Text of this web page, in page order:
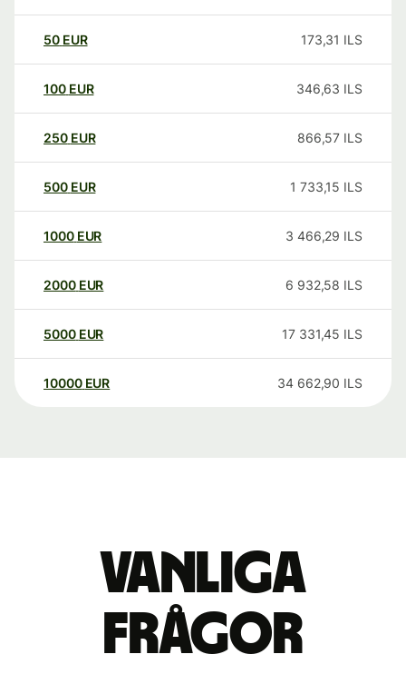
50 EUR 173,31 ILS
100 EUR 346,63 ILS
250 EUR 866,57 ILS
500 EUR 1 733,15 ILS
1000 EUR 3 466,29 ILS
2000 EUR 6 932,58 ILS
5000 EUR 17 331,45 ILS
10000 EUR 34 662,90 ILS
Vanliga
frågor